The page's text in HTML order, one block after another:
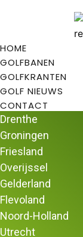
HOME
GOLFBANEN
GOLFKRANTEN
GOLF NIEUWS
CONTACT
Drenthe
Groningen
Friesland
Overijssel
Gelderland
Flevoland
Noord-Holland
Utrecht
Liefhebbers van
naar de provincie
zijn diverse